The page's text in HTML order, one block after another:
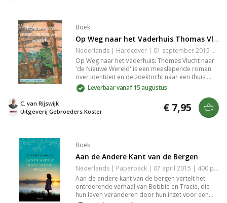
Boek
Op Weg naar het Vaderhuis Thomas Vlucht naar 'de Nieuwe Wereld'
Nederlands | Hardcover | 01 september 2015 | 48 pagina's | 9789055518012
Op Weg naar het Vaderhuis: Thomas Vlucht naar
'de Nieuwe Wereld' is een meeslepende roman
over identiteit en de zoektocht naar een thuis.
Hoofdpersoon Thomas laat zijn verleden achter
en vindt betekenis in zijn reis naar een nieuwe
wereld. Met levendige omgevingbeschrijvingen en
authentieke karakterontwikkeling neemt dit
verhaal je mee op een onvergetelijke avontuur vol
Leverbaar vanaf 15 augustus
Uitgeverij Gebroeders Koster
C. van Rijswijk € 7,95
Boek
Aan de Andere Kant van de Bergen
Nederlands | Paperback | 07 april 2015 | 400 pagina's | 9789029723473
Aan de andere kant van de bergen vertelt het
ontroerende verhaal van Bobbie en Tracie, die
hun leven veranderen door hun inzet voor een